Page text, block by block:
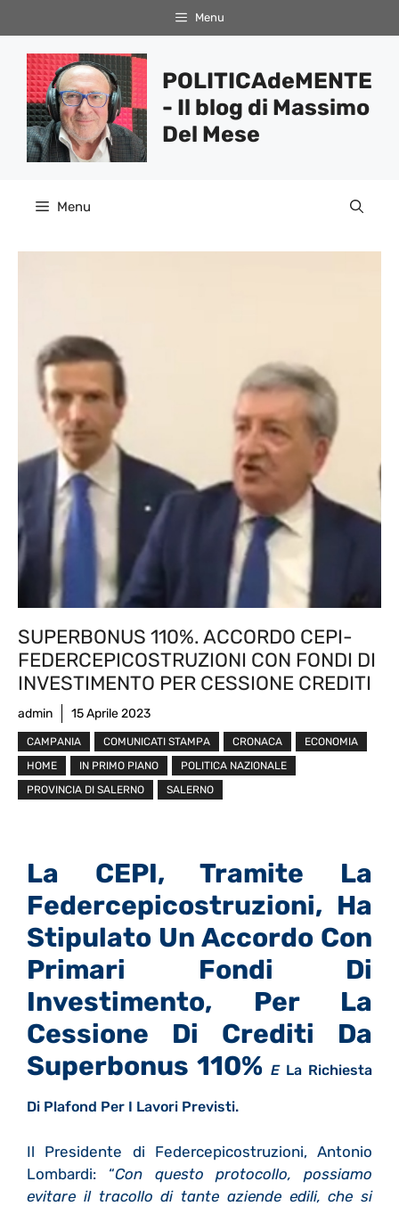
al
contenuto
Menu
POLITICAdeMENTE
- Il blog di Massimo
Del Mese
Menu
SUPERBONUS 110%. ACCORDO CEPI-
FEDERCEPICOSTRUZIONI CON FONDI DI
INVESTIMENTO PER CESSIONE CREDITI
admin 15 Aprile 2023
CAMPANIA COMUNICATI STAMPA CRONACA
ECONOMIA
HOME
IN PRIMO PIANO
POLITICA NAZIONALE
PROVINCIA DI SALERNO
SALERNO
La CEPI, Tramite La
Federcepicostruzioni, Ha
Stipulato Un Accordo Con
Primari Fondi Di
Investimento, Per La
Cessione Di Crediti Da
Superbonus 110% ELa Richiesta
Di Plafond Per I Lavori Previsti.
Il Presidente di Federcepicostruzioni, Antonio
Lombardi: “Con questo protocollo,
possiamo
evitare il tracollo di tante aziende edili, che si